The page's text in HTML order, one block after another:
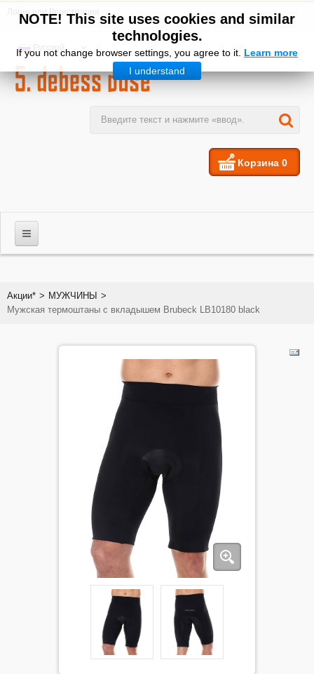
NOTE! This site uses cookies and similar
technologies.
If you not change browser settings, you agree to it. Learn more
I understand
Логин илиРегистрация
Русский
Корзина 0
ЖЕНЩИНЫ
Акции* > МУЖЧИНЫ >
Мужская термоштаны с вкладышем Brubeck LB10180 black